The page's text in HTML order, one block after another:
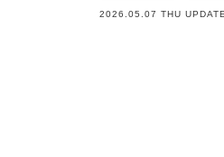
2026.05.07 THU